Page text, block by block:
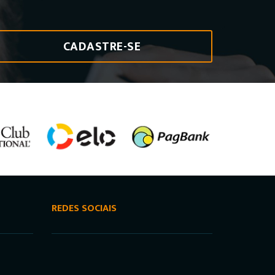
CADASTRE-SE
REDES SOCIAIS